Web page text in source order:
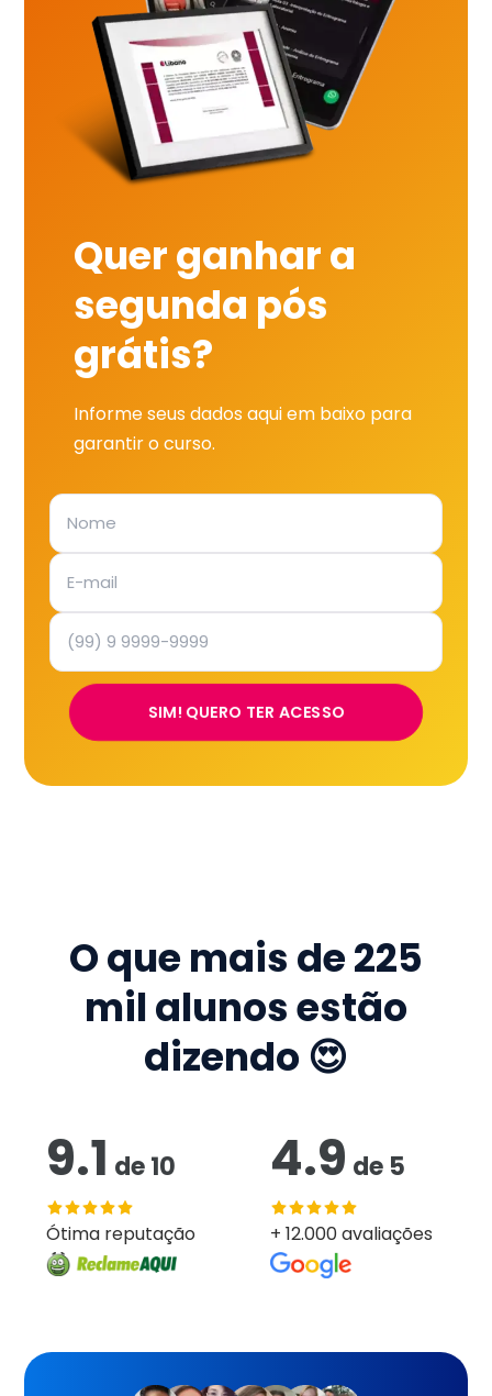
Quer ganhar a
segunda pós
grátis?
Informe seus dados aqui em baixo para
garantir o curso.
SIM! QUERO TER ACESSO
O que mais de225
mil alunos estão
dizendo 😍
9.1 de10
Ótima reputação
4.9 de 5
+ 12.000 avaliações